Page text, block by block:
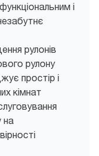
і
рулонів
рулону
простір і
кімнат
на